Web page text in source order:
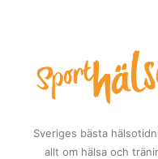
Sveriges bästa
allt om hälsa och